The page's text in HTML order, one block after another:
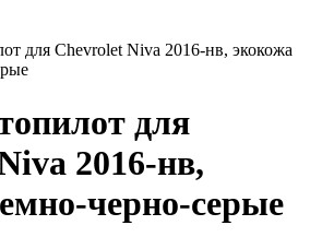
для Chevrolet Niva 2016-нв, экокожа
для
2016-нв,
черно-серые